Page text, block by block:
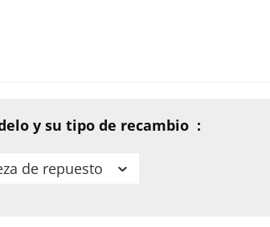
y su tipo de recambio :
de repuesto